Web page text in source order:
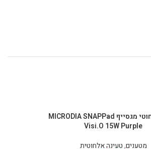
מטען אלחוטי מגסייף MICRODIA SNAPPad
Visi.O 15W Purple
מטענים,טעינה אלחוטית